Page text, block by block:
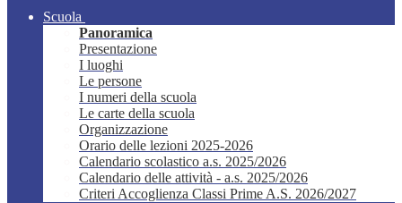
Scuola
Panoramica
Presentazione
I luoghi
Le persone
I numeri della scuola
Le carte della scuola
Organizzazione
Orario delle lezioni 2025-2026
Calendario scolastico a.s. 2025/2026
Calendario delle attività - a.s. 2025/2026
Criteri Accoglienza Classi Prime A.S. 2026/2027